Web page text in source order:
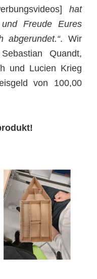
hat
Freude Eures
abgerundet.“. Wir
Quandt,
und Lucien Krieg
von 100,00